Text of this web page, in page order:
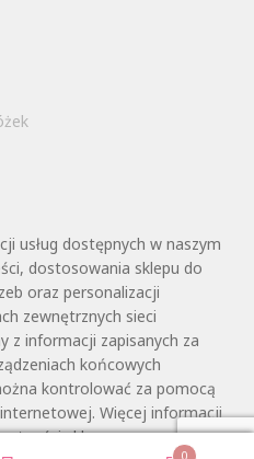
usług dostępnych w naszym
dostosowania sklepu do
oraz personalizacji
zewnętrznych sieci
z informacji zapisanych za
końcowych
kontrolować za pomocą
Więcej informacji
sklepu.
0